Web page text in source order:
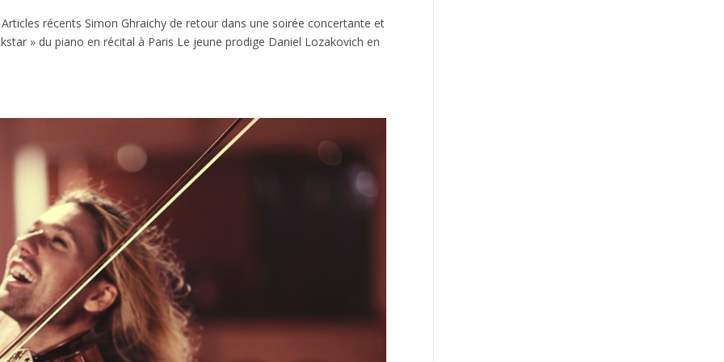
récents Simon Ghraichy de retour dans une soirée concertante et
» du piano en récital à Paris Le jeune prodige Daniel Lozakovich en